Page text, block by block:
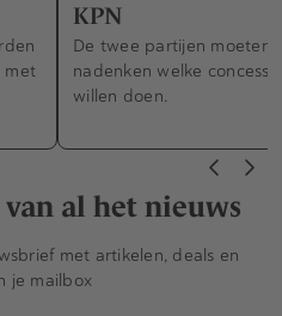
met
KPN
De twee partijen moeten
nadenken welke
willen doen.
al het nieuws
met artikelen, deals en
je mailbox